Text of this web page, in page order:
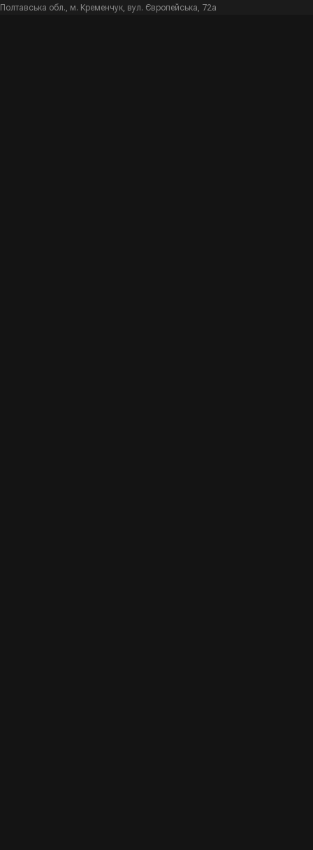
Полтавська обл., м. Кременчук, вул. Європейська, 72а